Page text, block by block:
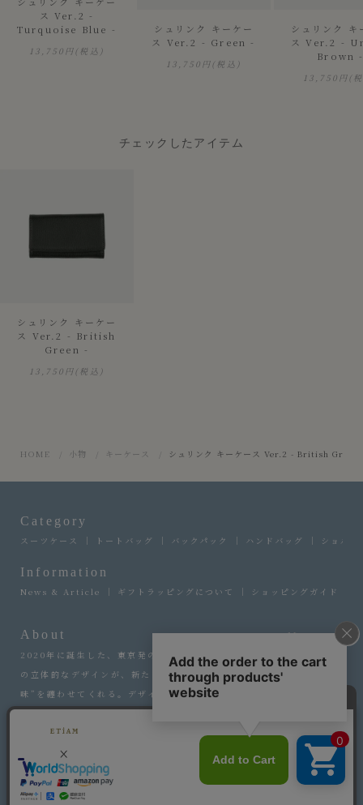
ス Ver.2 -
Turquoise Blue -
13,750円(税込)
シュリンク キーケー
ス Ver.2 - Green -
13,750円(税込)
シュリンク キ
ス Ver.2 -
Brown
13,750円(
チェックしたアイテム
シュリンク キーケー
ス Ver.2 - British
Green -
13,750円(税込)
HOME 小物 キーケース シュリンク キーケース Ver.2 - British Green
About
More
2020年に誕生した、東京発のバッグブランド『エティアム』。流線形
の立体的なデザインが、新たなラグジュアリーという選ぶことへの“意
味”を纏わせてくれる。デザイナーの感性と職人の手仕事を融合させ、
永遠に愛せるファッションアイテムの輝きを。
Information
News & Article ギフトラッピングについて ショッピングガイド
Category
スーツケース トートバッグ バックパック ハンドバッグ ショル
Copyright © ETiAM All rights reserved.